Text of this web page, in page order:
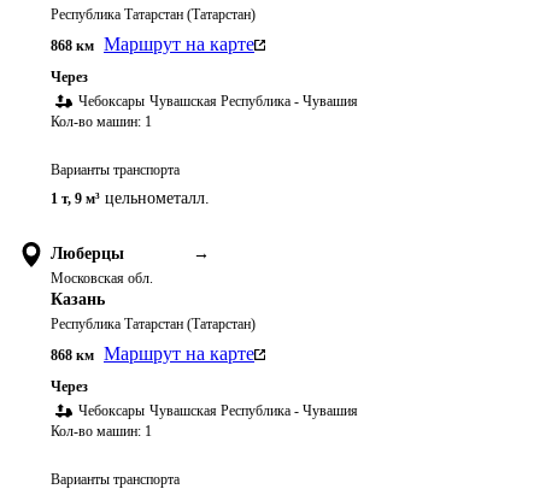
Республика Татарстан (Татарстан)
868 км Маршрут на карте
Через
Чебоксары Чувашская Республика - Чувашия
Кол-во машин: 1
Варианты транспорта
1 т, 9 м³ цельнометалл.
Люберцы →
Московская обл.
Казань
Республика Татарстан (Татарстан)
868 км Маршрут на карте
Через
Чебоксары Чувашская Республика - Чувашия
Кол-во машин: 1
Варианты транспорта